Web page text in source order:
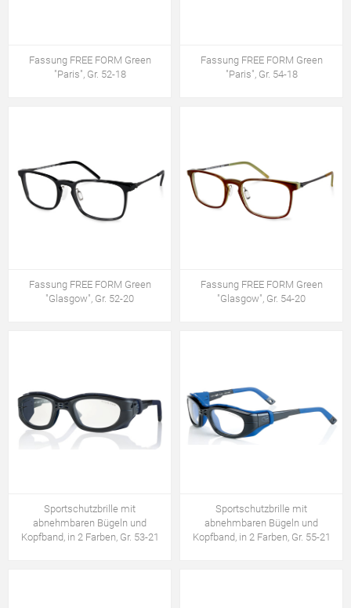
Fassung FREE FORM Green
"Paris", Gr. 52-18
Fassung FREE FORM Green
"Paris", Gr. 54-18
Fassung FREE FORM Green
"Glasgow", Gr. 52-20
Fassung FREE FORM Green
"Glasgow", Gr. 54-20
Sportschutzbrille mit
abnehmbaren Bügeln und
Kopfband, in 2 Farben, Gr. 53-21
Sportschutzbrille mit
abnehmbaren Bügeln und
Kopfband, in 2 Farben, Gr. 55-21